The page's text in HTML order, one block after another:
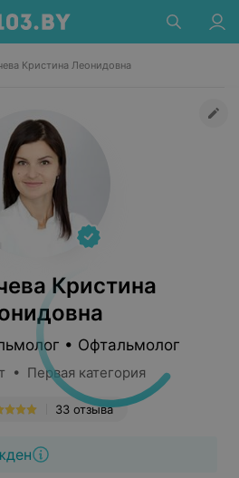
Кристина Леонидовна
Кристина
• Офтальмолог
• Первая категория
33 отзыва